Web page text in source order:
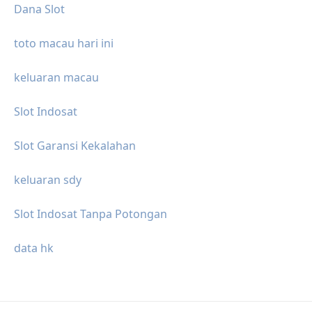
Dana Slot
toto macau hari ini
keluaran macau
Slot Indosat
Slot Garansi Kekalahan
keluaran sdy
Slot Indosat Tanpa Potongan
data hk